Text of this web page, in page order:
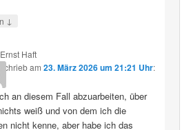
↓
Ernst Haft
schriebam23. März 2026 um 21:21 Uhr:
an diesem Fall abzuarbeiten, über
weiß und von dem ich die
nicht kenne, aber habe ich das